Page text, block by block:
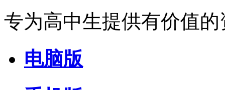
专为高中生提供有价值的
电脑版